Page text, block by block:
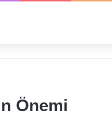
Önemi